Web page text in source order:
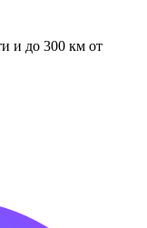
и до 300 км от